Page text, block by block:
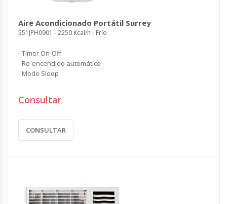
Aire Acondicionado Portátil Surrey
551JPH0901 - 2250 Kcal/h - Frío
- Timer On-Off
- Re-encendido automático
- Modo Sleep
Consultar
CONSULTAR